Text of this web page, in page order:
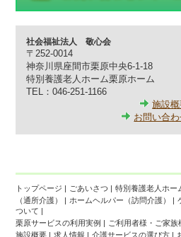
社会福祉法人 敬心会
〒252-0014
神奈川県座間市栗原中央6-1-18
特別養護老人ホーム栗原ホーム
TEL：046-251-1166
施設
お問い合
トップページ | ごあいさつ | 特別養護老人ホー
（通所介護）
| ホームヘルパー（訪問介護） |
ついて |
栗原サービスの利用実例 | ご利用者様・ご家族
施設概要 | 求人情報 | 介護サービスの選び方 |